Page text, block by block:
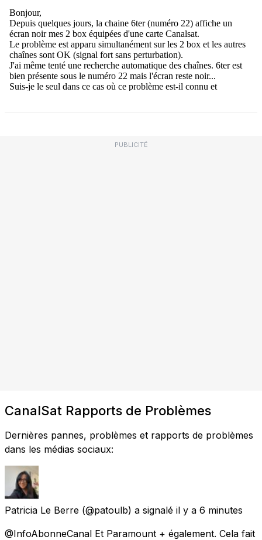
PUBLICITÉ
CanalSat Rapports de Problèmes
Dernières pannes, problèmes et rapports de problèmes
dans les médias sociaux:
Patricia Le Berre (@patoulb) a signalé il y a 6 minutes
@InfoAbonneCanal Et Paramount + également. Cela fait